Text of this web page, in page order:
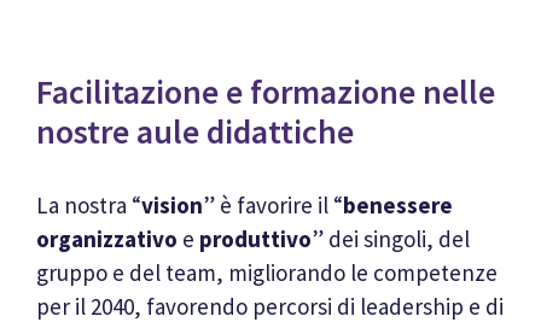
Facilitazione e formazione nelle
nostre aule didattiche
La nostra “vision” è favorire il “benessere
organizzativo e produttivo” dei singoli, del
gruppo e del team, migliorando le competenze
per il 2040, favorendo percorsi di leadership e di